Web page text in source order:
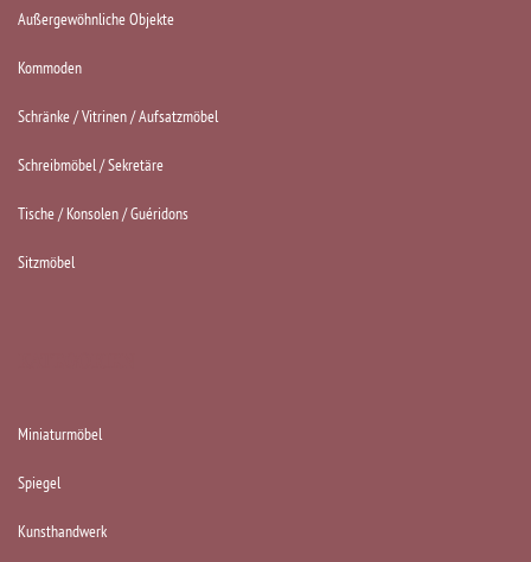
Außergewöhnliche Objekte
Kommoden
Schränke / Vitrinen / Aufsatzmöbel
Schreibmöbel / Sekretäre
Tische / Konsolen / Guéridons
Sitzmöbel
Miniaturmöbel
Spiegel
Kunsthandwerk